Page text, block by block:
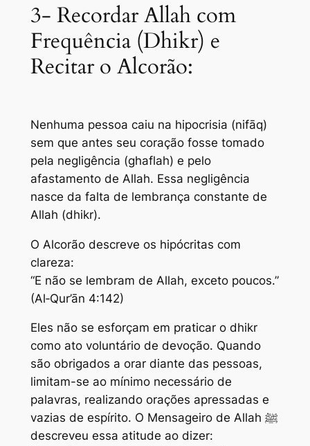
3- Recordar Allah com
Frequência (Dhikr) e
Recitar o Alcorão:
Nenhuma pessoa caiu na hipocrisia (nifāq)
sem que antes seu coração fosse tomado
pela negligência (ghaflah) e pelo
afastamento de Allah. Essa negligência
nasce da falta de lembrança constante de
Allah (dhikr).
O Alcorão descreve os hipócritas com
clareza:
“E não se lembram de Allah, exceto poucos.”
(Al‑Qur’ān 4:142)
Eles não se esforçam em praticar o dhikr
como ato voluntário de devoção. Quando
são obrigados a orar diante das pessoas,
limitam-se ao mínimo necessário de
palavras, realizando orações apressadas e
vazias de espírito. O Mensageiro de Allah ﷺ
descreveu essa atitude ao dizer: